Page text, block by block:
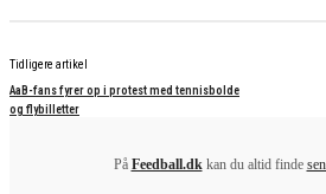
Tidligere artikel
AaB-fans fyrer op i protest med tennisbolde
og flybilletter
På Feedball.dkkan du altid finde